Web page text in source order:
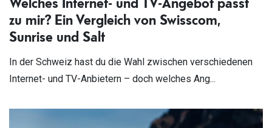
zu mir? Ein Vergleich von Swisscom,
Sunrise und Salt
In der Schweiz hast du die Wahl zwischen verschiedenen
Internet- und TV-Anbietern – doch welches Ang...